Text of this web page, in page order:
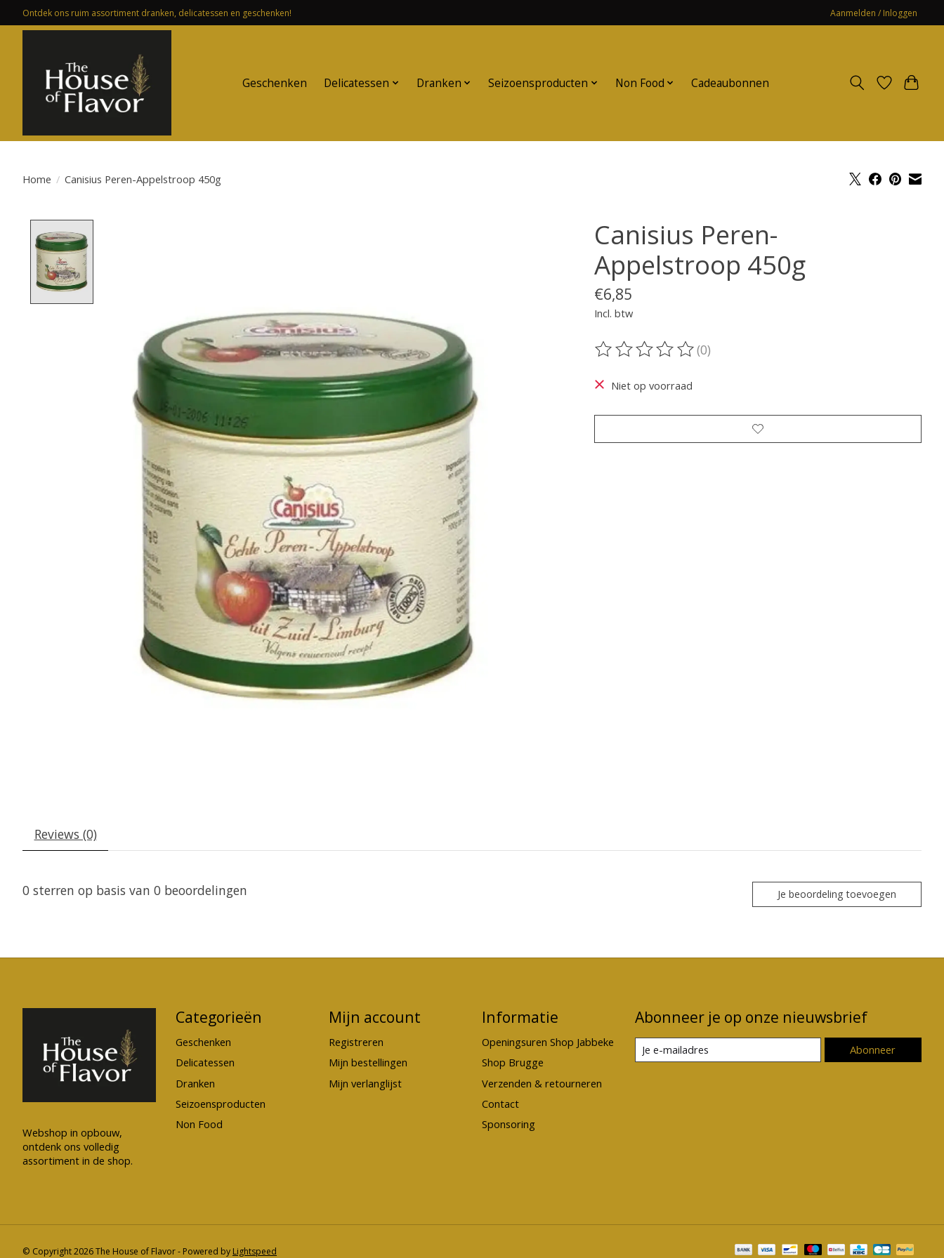
Ontdek ons ruim assortiment dranken, delicatessen en geschenken! Aanmelden / Inloggen
Geschenken Delicatessen Dranken Seizoensproducten Non Food Cadeaubonnen
Home / Canisius Peren-Appelstroop 450g
Canisius Peren-
Appelstroop 450g
€6,85
Incl. btw
De beoordeling van dit product is
(0)
Niet op voorraad
Reviews (0)
0 sterren op basis van 0 beoordelingen Je beoordeling toevoegen
Webshop in opbouw,
ontdenk ons volledig
assortiment in de shop.
Categorieën
Geschenken
Delicatessen
Dranken
Seizoensproducten
Non Food
Mijn account
Registreren
Mijn bestellingen
Mijn verlanglijst
Informatie
Openingsuren Shop Jabbeke
Shop Brugge
Verzenden & retourneren
Contact
Sponsoring
Abonneer je op onze nieuwsbrief
Abonneer
© Copyright 2026 The House of Flavor - Powered by Lightspeed